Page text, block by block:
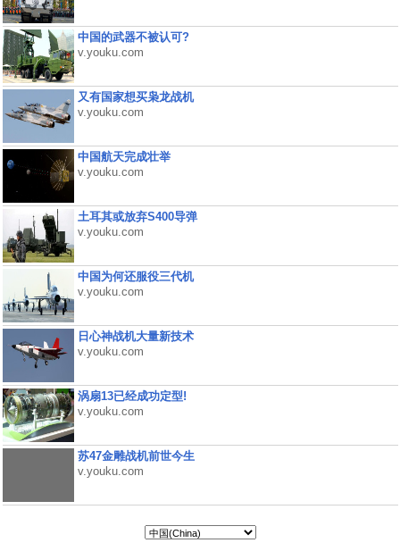
中国的武器不被认可?
v.youku.com
又有国家想买枭龙战机
v.youku.com
中国航天完成壮举
v.youku.com
土耳其或放弃S400导弹
v.youku.com
中国为何还服役三代机
v.youku.com
日心神战机大量新技术
v.youku.com
涡扇13已经成功定型!
v.youku.com
苏47金雕战机前世今生
v.youku.com